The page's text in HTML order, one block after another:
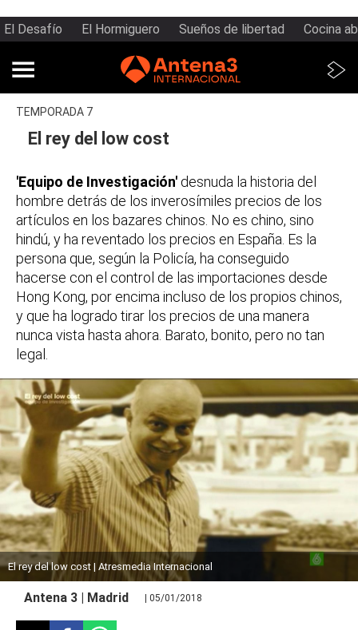
El Desafío El Hormiguero Sueños de libertad Cocina
TEMPORADA 7
El rey del low cost
'Equipo de Investigación' desnuda la historia del
hombre detrás de los inverosímiles precios de los
artículos en los bazares chinos. No es chino, sino
hindú, y ha reventado los precios en España. Es la
persona que, según la Policía, ha conseguido
hacerse con el control de las importaciones desde
Hong Kong, por encima incluso de los propios chinos,
y que ha logrado tirar los precios de una manera
nunca vista hasta ahora. Barato, bonito, pero no tan
legal.
El rey del low cost | Atresmedia Internacional
Antena 3 | Madrid | 05/01/2018